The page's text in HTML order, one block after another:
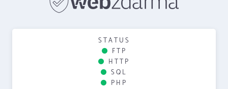
STATUS
FTP
HTTP
SQL
PHP